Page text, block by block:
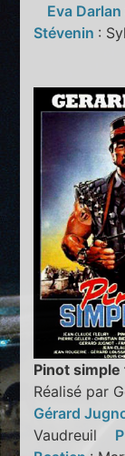
Eva Darlan
Stévenin :
Pinot
Réalisé par
Gérard
Vaudreuil